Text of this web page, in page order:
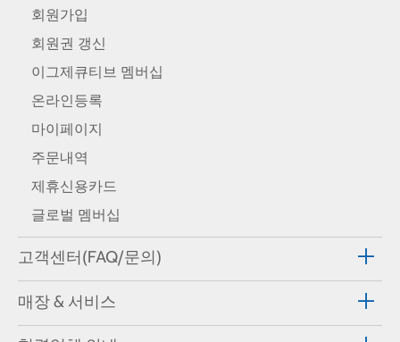
회원가입
회원권 갱신
이그제큐티브 멤버십
온라인등록
마이페이지
주문내역
제휴신용카드
글로벌 멤버십
고객센터(FAQ/문의)
매장 & 서비스